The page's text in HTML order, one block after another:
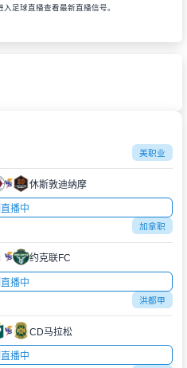
足球直播查看最新直播信号。
美职业
休斯敦迪纳摩
直播中
加拿职
约克联FC
直播中
洪都甲
CD马拉松
直播中